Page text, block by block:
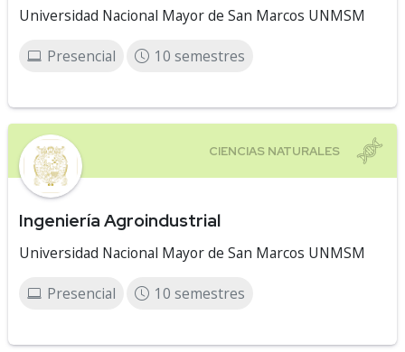
Universidad Nacional Mayor de San Marcos UNMSM
Presencial 10 semestres
Ingeniería Agroindustrial
Universidad Nacional Mayor de San Marcos UNMSM
Presencial 10 semestres